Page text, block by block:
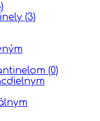
(3)
(0)